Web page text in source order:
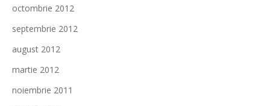
octombrie 2012
septembrie 2012
august 2012
martie 2012
noiembrie 2011